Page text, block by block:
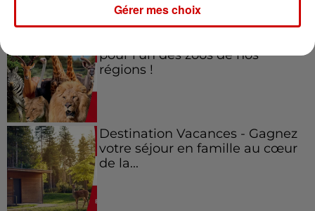
pour l'un des zoos de nos
régions !
Destination Vacances - Gagnez
votre séjour en famille au cœur
de la...
Gérer mes choix